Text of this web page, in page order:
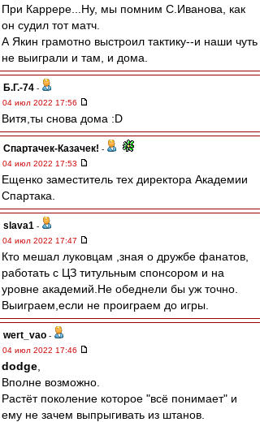
При Каррере...Ну, мы помним С.Иванова, как
он судил тот матч.
А Якин грамотно выстроил тактику--и наши чуть
не выиграли и там, и дома.
Б.Г.-74 -
04 июл 2022 17:56
Витя,ты снова дома :D
Спартачек-Казачек! -
04 июл 2022 17:53
Ещенко заместитель тех директора Академии
Спартака.
slava1 -
04 июл 2022 17:47
Кто мешал луковцам ,зная о дружбе фанатов,
работать с ЦЗ титульным спонсором и на
уровне академий.Не обеднели бы уж точно.
Выиграем,если не проиграем до игры.
wert_vao -
04 июл 2022 17:46
dodge
Вполне возможно.
Растёт поколение которое "всё понимает" и
ему не зачем выпрыгивать из штанов.